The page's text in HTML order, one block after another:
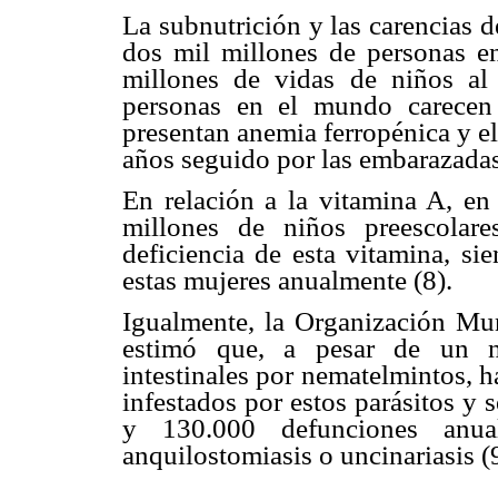
La subnutrición y las carencias
dos mil millones de personas
millones de vidas de niños
personas en el mundo
presentan anemia ferropénica y
años seguido por las
En relación a la vitamina A, en
millones de niños
deficiencia de esta vitamina,
estas mujeres anualmente (8).
Igualmente, la Organización
estimó que, a pesar de un
intestinales por nematelmintos,
infestados por estos parásitos y
y 130.000 defunciones
anquilostomiasis o uncinariasis